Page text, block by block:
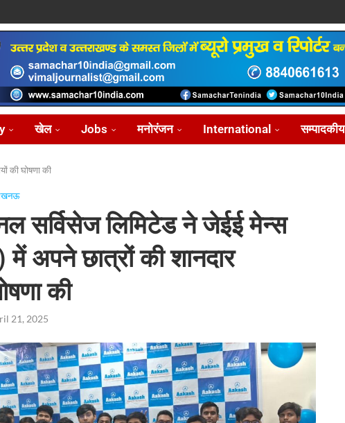
खेल Jobs मनोरंजन International सम्पादकीय
की घोषणा की
लिमिटेड ने जेईई मेन्स
अपने छात्रों की शानदार
की
21, 2025